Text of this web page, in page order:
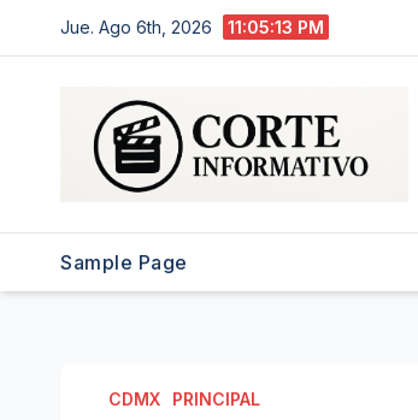
al
Jue. Ago 6th, 2026 11:05:14 PM
Sample Page
CDMX PRINCIPAL